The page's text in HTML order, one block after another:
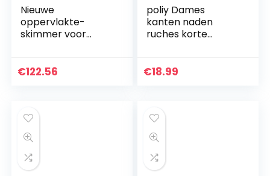
Nieuwe
oppervlakte-
skimmer voor
automatische
zwembaden
trekken drijvend
vuil aan voor
zwembadfiltersyst
emen
€122.56
poliy Dames
kanten naden
ruches korte
zomerjurken lange
€18.99